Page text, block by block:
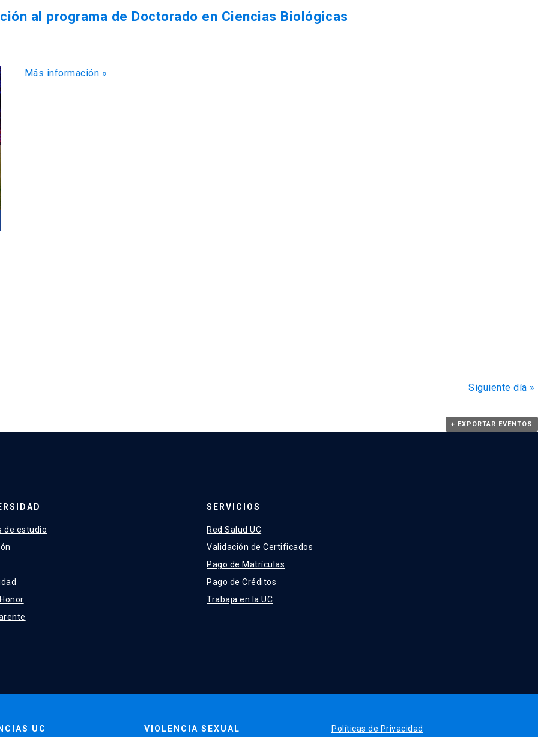
al programa de Doctorado en Ciencias Biológicas
Más información »
Siguiente día »
+ EXPORTAR EVENTOS
de estudio
SERVICIOS
Red Salud UC
Validación de Certificados
Pago de Matrículas
Pago de Créditos
Trabaja en la UC
UC
VIOLENCIA SEXUAL
Políticas de Privacidad